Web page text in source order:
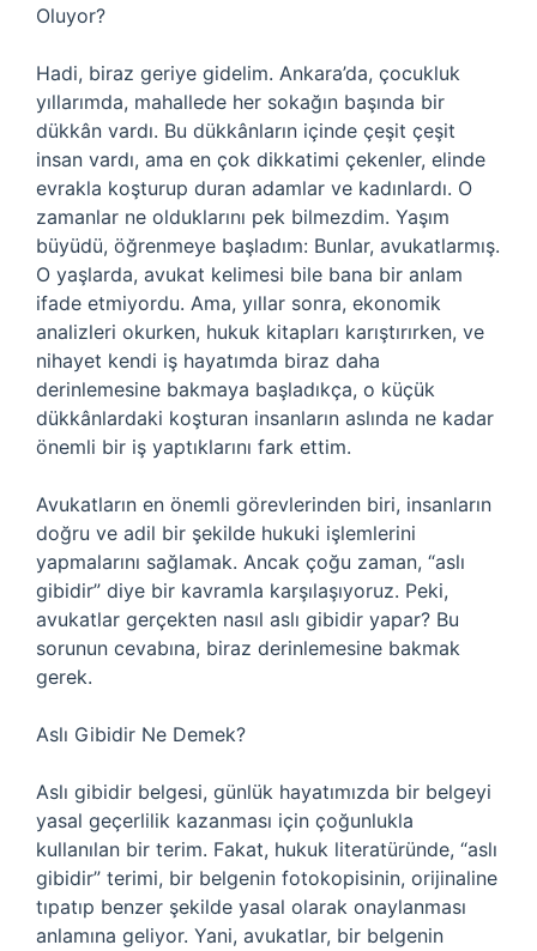
Oluyor?
Hadi, biraz geriye gidelim. Ankara’da, çocukluk
yıllarımda, mahallede her sokağın başında bir
dükkân vardı. Bu dükkânların içinde çeşit çeşit
insan vardı, ama en çok dikkatimi çekenler, elinde
evrakla koşturup duran adamlar ve kadınlardı. O
zamanlar ne olduklarını pek bilmezdim. Yaşım
büyüdü, öğrenmeye başladım: Bunlar, avukatlarmış.
O yaşlarda, avukat kelimesi bile bana bir anlam
ifade etmiyordu. Ama, yıllar sonra, ekonomik
analizleri okurken, hukuk kitapları karıştırırken, ve
nihayet kendi iş hayatımda biraz daha
derinlemesine bakmaya başladıkça, o küçük
dükkânlardaki koşturan insanların aslında ne kadar
önemli bir iş yaptıklarını fark ettim.
Avukatların en önemli görevlerinden biri, insanların
doğru ve adil bir şekilde hukuki işlemlerini
yapmalarını sağlamak. Ancak çoğu zaman, “aslı
gibidir” diye bir kavramla karşılaşıyoruz. Peki,
avukatlar gerçekten nasıl aslı gibidir yapar? Bu
sorunun cevabına, biraz derinlemesine bakmak
gerek.
Aslı Gibidir Ne Demek?
Aslı gibidir belgesi, günlük hayatımızda bir belgeyi
yasal geçerlilik kazanması için çoğunlukla
kullanılan bir terim. Fakat, hukuk literatüründe, “aslı
gibidir” terimi, bir belgenin fotokopisinin, orijinaline
tıpatıp benzer şekilde yasal olarak onaylanması
anlamına geliyor. Yani, avukatlar, bir belgenin